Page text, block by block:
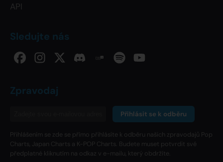
API
Sledujte nás
Zpravodaj
Přihlásit se k odběru
Přihlášením se zde se přímo přihlásíte k odběru našich zpravodajů Pop
Charts, Japan Charts a K-POP Charts. Budete muset potvrdit své
předplatné kliknutím na odkaz v e-mailu, který obdržíte.